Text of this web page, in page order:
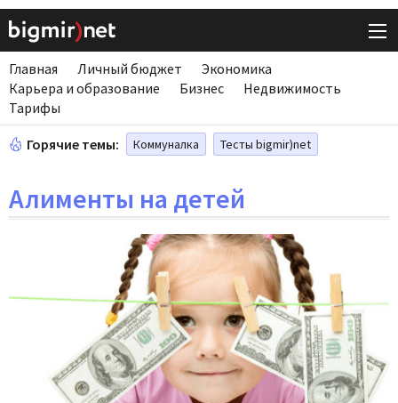
Главная Личный бюджет
Экономика
Карьера и образование
Бизнес
Недвижимость
Тарифы
Горячие темы: Коммуналка Тесты bigmir)net
Алименты на детей